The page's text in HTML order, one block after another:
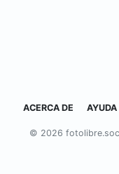
ACERCA DE AYUDA
© 2026